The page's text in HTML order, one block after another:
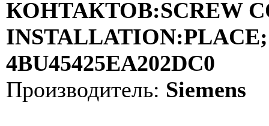
КОНТАКТОВ:SCREW
INSTALLATION:PLACE;
4BU45425EA202DC0
Производитель: Siemens